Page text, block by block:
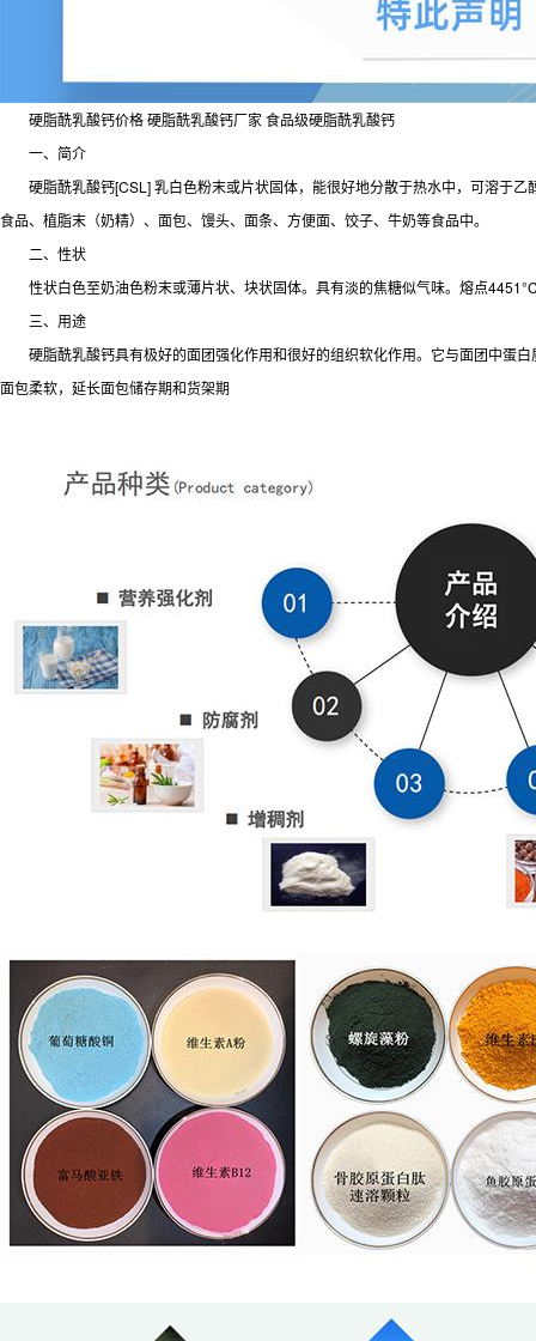
硬脂酰乳酸钙价格 硬脂酰乳酸钙厂家 食品级硬脂酰乳酸钙
一、简介
硬脂酰乳酸钙[CSL] 乳白色粉末或片状固体，能很好地分散于热水中，可溶于乙
食品、植脂末（奶精）、面包、馒头、面条、方便面、饺子、牛奶等食品中。
二、性状
性状白色至奶油色粉末或薄片状、块状固体。具有淡的焦糖似气味。熔点
三、用途
硬脂酰乳酸钙具有极好的面团强化作用和很好的组织软化作用。它与面团中蛋白
面包柔软，延长面包储存期和货架期